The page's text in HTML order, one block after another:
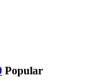
Popular